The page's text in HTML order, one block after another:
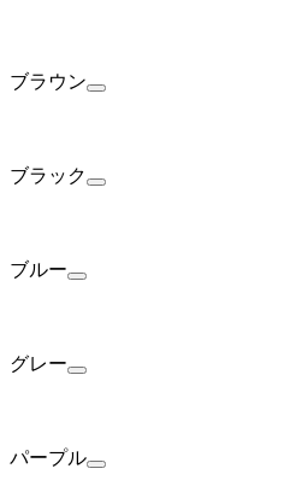
ブラウン
ブラック
ブルー
グレー
パープル